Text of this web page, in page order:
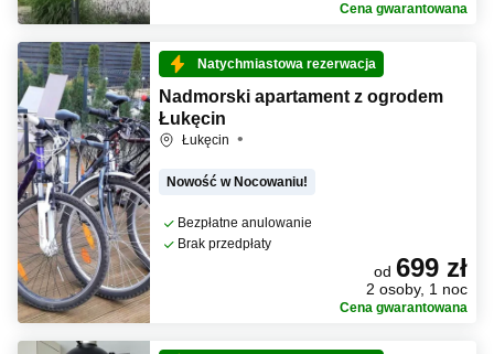
Cena gwarantowana
Natychmiastowa rezerwacja
Nadmorski apartament z ogrodem
Łukęcin
Łukęcin
Nowość w Nocowaniu!
Bezpłatne anulowanie
Brak przedpłaty
od 699 zł
2 osoby, 1 noc
Cena gwarantowana